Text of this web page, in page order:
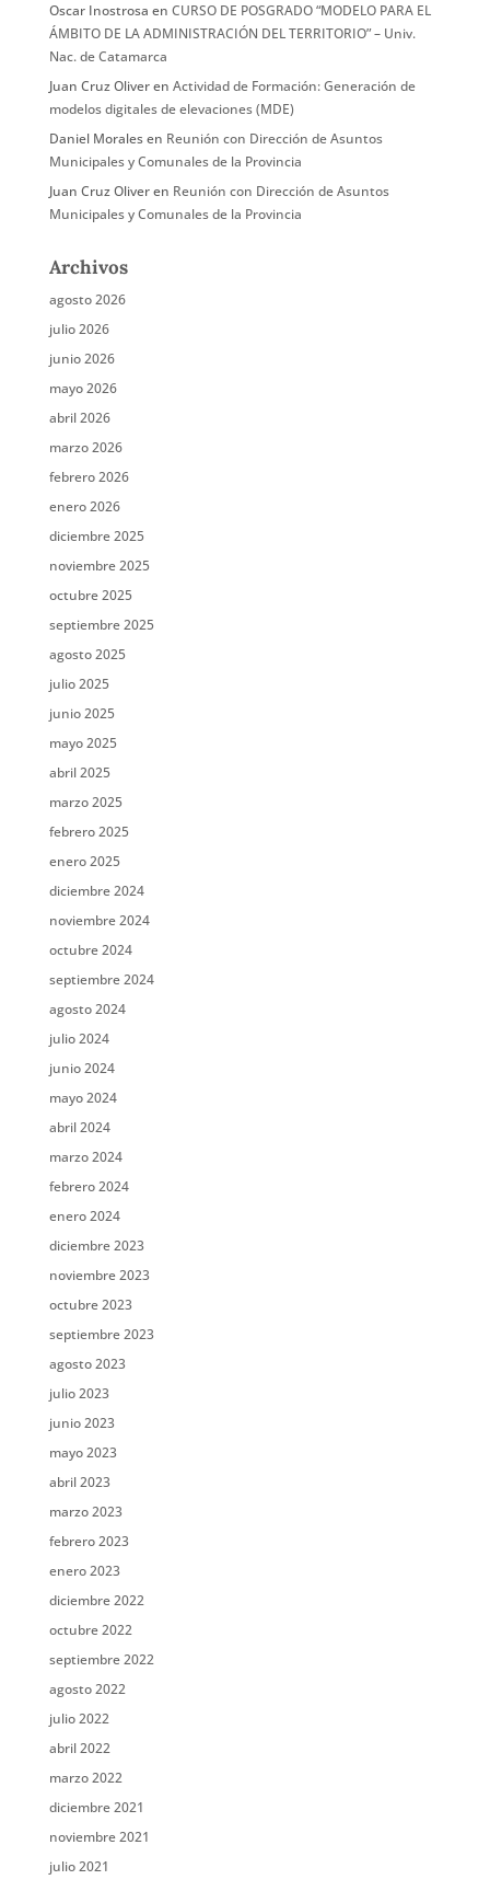
Oscar Inostrosa en CURSO DE POSGRADO “MODELO PARA EL
ÁMBITO DE LA ADMINISTRACIÓN DEL TERRITORIO” – Univ.
Nac. de Catamarca
Juan Cruz Oliveren Actividad de Formación: Generación de
modelos digitales de elevaciones (MDE)
Daniel Moralesen Reunión con Dirección de Asuntos
Municipales y Comunales de la Provincia
Juan Cruz Oliveren Reunión con Dirección de Asuntos
Municipales y Comunales de la Provincia
Archivos
agosto 2026
julio 2026
junio 2026
mayo 2026
abril 2026
marzo 2026
febrero 2026
enero 2026
diciembre 2025
noviembre 2025
octubre 2025
septiembre 2025
agosto 2025
julio 2025
junio 2025
mayo 2025
abril 2025
marzo 2025
febrero 2025
enero 2025
diciembre 2024
noviembre 2024
octubre 2024
septiembre 2024
agosto 2024
julio 2024
junio 2024
mayo 2024
abril 2024
marzo 2024
febrero 2024
enero 2024
diciembre 2023
noviembre 2023
octubre 2023
septiembre 2023
agosto 2023
julio 2023
junio 2023
mayo 2023
abril 2023
marzo 2023
febrero 2023
enero 2023
diciembre 2022
octubre 2022
septiembre 2022
agosto 2022
julio 2022
abril 2022
marzo 2022
diciembre 2021
noviembre 2021
julio 2021